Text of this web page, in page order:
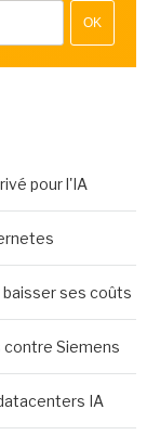
OK
pour l'IA
baisser ses coûts
contre Siemens
IA